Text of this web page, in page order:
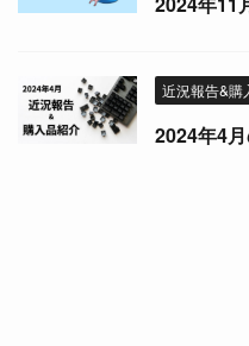
近況報告&購
2024年4